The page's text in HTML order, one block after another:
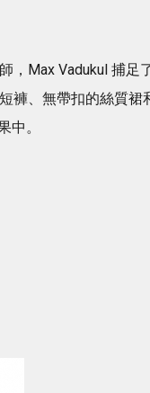
，Max Vadukul 捕足
褲、無帶扣的絲質裙
中。